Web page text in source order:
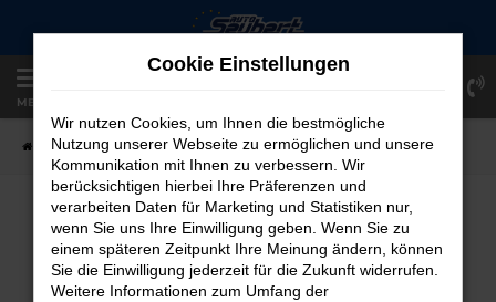
Zum
springen
MENÜ
Startseite Fahrzeugangebote Fahrzeug-Showroom
FAHRZEUG-SHOWROOM
Cookie Einstellungen
Wir nutzen Cookies, um Ihnen die bestmögliche
Nutzung unserer Webseite zu ermöglichen und unsere
Kommunikation mit Ihnen zu verbessern. Wir
berücksichtigen hierbei Ihre Präferenzen und
verarbeiten Daten für Marketing und Statistiken nur,
wenn Sie uns Ihre Einwilligung geben. Wenn Sie zu
einem späteren Zeitpunkt Ihre Meinung ändern, können
Sie die Einwilligung jederzeit für die Zukunft widerrufen.
Weitere Informationen zum Umfang der